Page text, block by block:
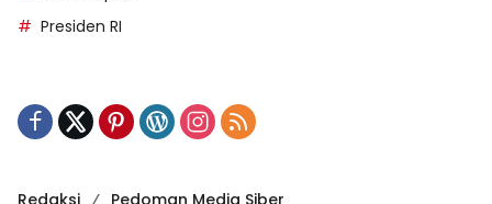
Presiden RI
Redaksi Pedoman Media Siber